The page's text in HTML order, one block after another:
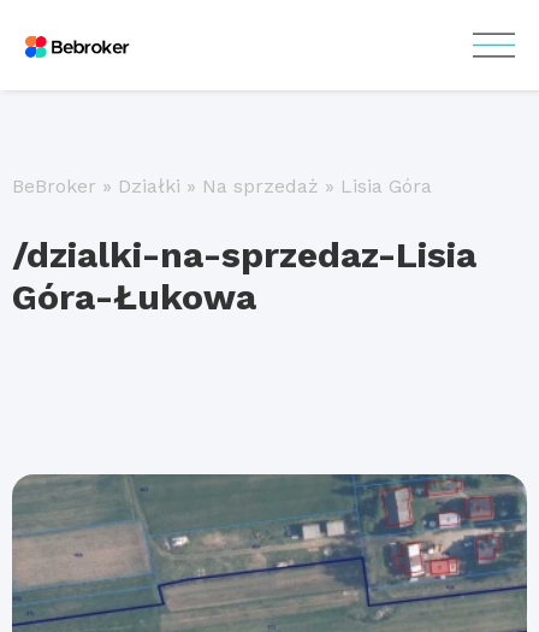
BeBroker » Działki » Na sprzedaż » Lisia Góra
/dzialki-na-sprzedaz-Lisia
Góra-Łukowa